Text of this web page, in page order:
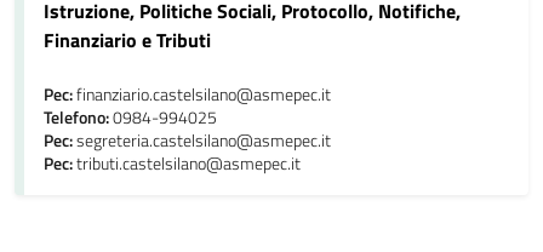
Istruzione, Politiche Sociali, Protocollo, Notifiche,
Finanziario e Tributi
Pec:finanziario.castelsilano@asmepec.it
Telefono:0984-994025
Pec:segreteria.castelsilano@asmepec.it
Pec:tributi.castelsilano@asmepec.it